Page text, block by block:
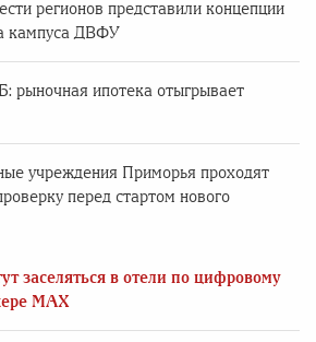
регионов представили концепции
кампуса ДВФУ
рыночная ипотека отыгрывает
учреждения Приморья проходят
перед стартом нового
заселяться в отели по цифровому
MAX